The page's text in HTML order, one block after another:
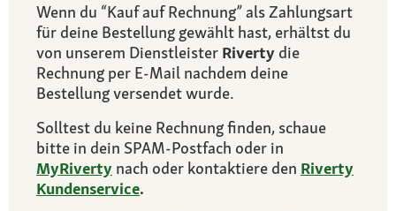
Wenn du “Kauf auf Rechnung” als Zahlungsart
für deine Bestellung gewählt hast, erhältst du
von unserem Dienstleister Riverty die
Rechnung per E-Mail nachdem deine
Bestellung versendet wurde.
Solltest du keine Rechnung finden, schaue
bitte in dein SPAM-Postfach oder in
MyRiverty nach oder kontaktiere den Riverty
Kundenservice.